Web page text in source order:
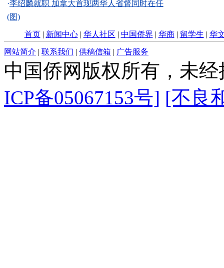
·李绍麟就职 加拿大首现两华人省督同时在任
(图)
首页| 新闻中心| 华人社区 | 中国侨界 | 华商| 留学生 | 华
网站简介 | 联系我们 | 供稿信箱 | 广告服务
中国侨网版权所有，未
ICP备05067153号] [不良